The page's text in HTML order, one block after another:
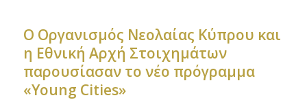
Ο Οργανισμός Νεολαίας Κύπρου και
η Εθνική Αρχή Στοιχημάτων
παρουσίασαν το νέο πρόγραμμα
«Young Cities»